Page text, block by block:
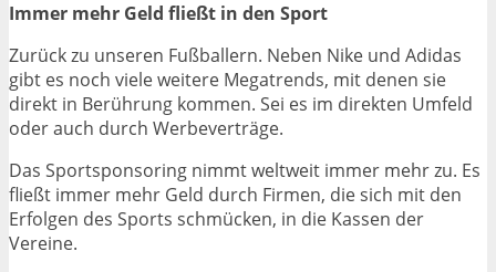
Immer mehr Geld fließt in den Sport
Zurück zu unseren Fußballern. Neben Nike und Adidas
gibt es noch viele weitere Megatrends, mit denen sie
direkt in Berührung kommen. Sei es im direkten Umfeld
oder auch durch Werbeverträge.
Das Sportsponsoring nimmt weltweit immer mehr zu. Es
fließt immer mehr Geld durch Firmen, die sich mit den
Erfolgen des Sports schmücken, in die Kassen der
Vereine.